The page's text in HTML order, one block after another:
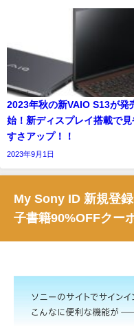
2023年秋の新VAIO S13が発
始！新ディスプレイ搭載で見
すさアップ！！
2023年9月1日
My Sony ID 新規登
子書籍90%OFFクー